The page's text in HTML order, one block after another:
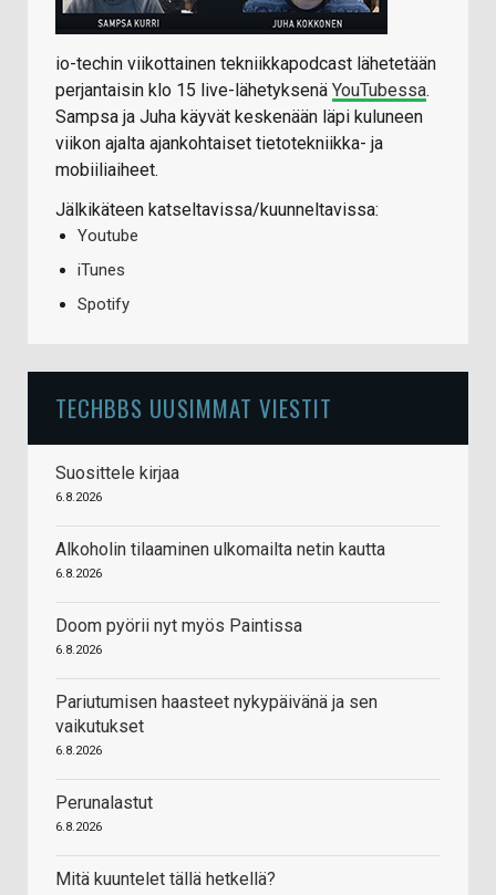
io-techin viikottainen tekniikkapodcast lähetetään
perjantaisin klo 15 live-lähetyksenä YouTubessa.
Sampsa ja Juha käyvät keskenään läpi kuluneen
viikon ajalta ajankohtaiset tietotekniikka- ja
mobiiliaiheet.
Jälkikäteen katseltavissa/kuunneltavissa:
Youtube
iTunes
Spotify
TECHBBS UUSIMMAT VIESTIT
Suosittele kirjaa
6.8.2026
Alkoholin tilaaminen ulkomailta netin kautta
6.8.2026
Doom pyörii nyt myös Paintissa
6.8.2026
Pariutumisen haasteet nykypäivänä ja sen
vaikutukset
6.8.2026
Perunalastut
6.8.2026
Mitä kuuntelet tällä hetkellä?